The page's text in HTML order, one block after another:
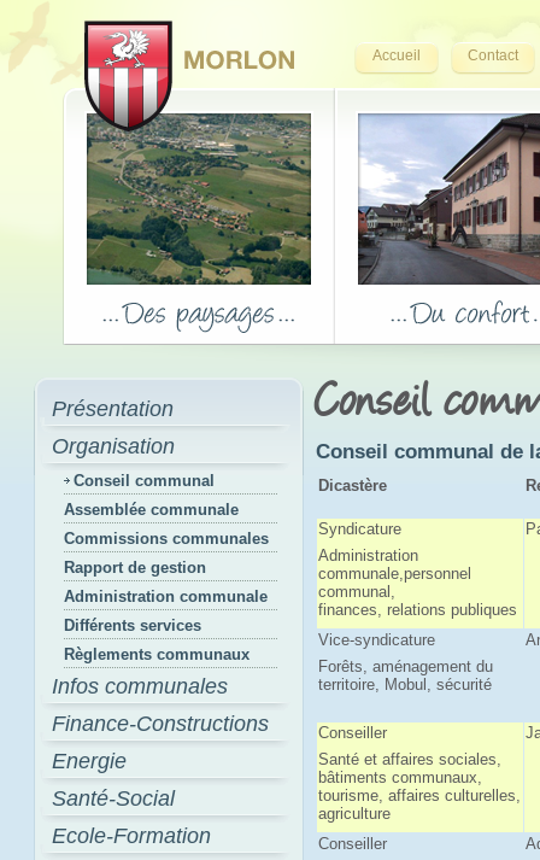
Accueil Contact
Présentation
Organisation
Conseil communal
Assemblée communale
Commissions communales
Rapport de gestion
Administration communale
Différents services
Règlements communaux
Infos communales
Finance-Constructions
Energie
Santé-Social
Ecole-Formation
Conseil
Conseil communal de
Dicastère
Syndicature
Administration
communale,personnel
communal,
finances, relations publiques
Vice-syndicature
Forêts, aménagement du
territoire, Mobul, sécurité
Conseiller
Santé et affaires sociales,
bâtiments communaux,
tourisme, affaires culturelles,
agriculture
Conseiller